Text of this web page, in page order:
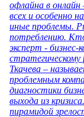
офлайна в онлайн
всех и особенно
иные проблемы.
потреблению.
эксперт -
стратегическому
Ткачева –
проблемным
диагностики
выхода из
пирамидой